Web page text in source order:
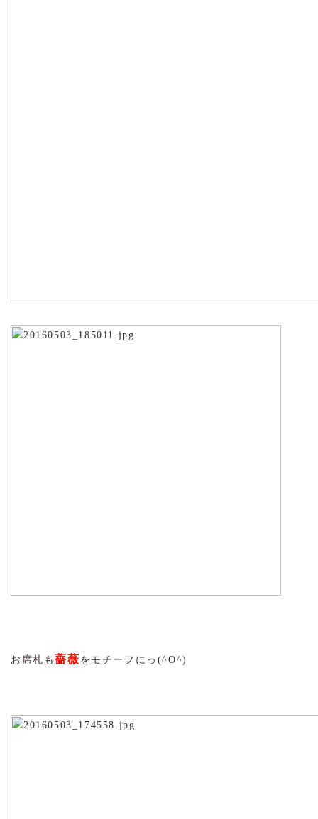
お席札も薔薇 をモチーフにっ(^O^)